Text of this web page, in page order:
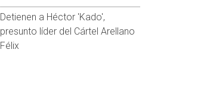
Detienen a Héctor 'Kado',
presunto líder del Cártel Arellano
Félix